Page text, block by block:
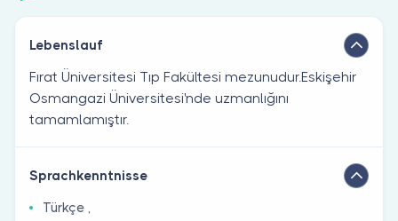
Lebenslauf
Fırat Üniversitesi Tıp Fakültesi mezunudur.Eskişehir
Osmangazi Üniversitesi'nde uzmanlığını
tamamlamıştır.
Sprachkenntnisse
Türkçe ,